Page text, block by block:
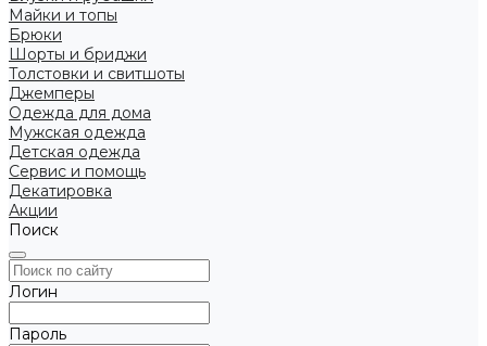
Майки и топы
Брюки
Шорты и бриджи
Толстовки и свитшоты
Джемперы
Одежда для дома
Мужская одежда
Детская одежда
Сервис и помощь
Декатировка
Акции
Поиск
Логин
Пароль